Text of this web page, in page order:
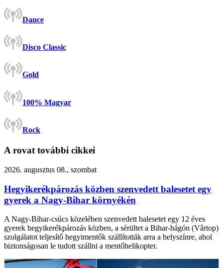
Dance
Disco Classic
Gold
100% Magyar
Rock
A rovat további cikkei
2026. augusztus 08., szombat
Hegyikerékpározás közben szenvedett balesetet egy
gyerek a Nagy-Bihar környékén
A Nagy-Bihar-csúcs közelében szenvedett balesetet egy 12 éves
gyerek hegyikerékpározás közben, a sérültet a Bihar-hágón (Vârtop)
szolgálatot teljesítő hegyimentők szállították arra a helyszínre, ahol
biztonságosan le tudott szállni a mentőhelikopter.